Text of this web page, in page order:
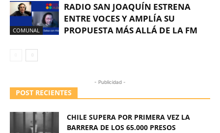
COMUNAL
RADIO SAN JOAQUÍN ESTRENA
ENTRE VOCES Y AMPLÍA SU
PROPUESTA MÁS ALLÁ DE LA FM
- Publicidad -
POST RECIENTES
CHILE SUPERA POR PRIMERA VEZ LA
BARRERA DE LOS 65.000 PRESOS